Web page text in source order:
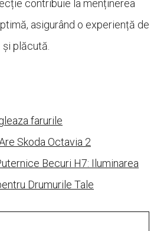
contribuie la menținerea
asigurând o experiență de
plăcută.
farurile
Skoda Octavia 2
Becuri H7: Iluminarea
Drumurile Tale